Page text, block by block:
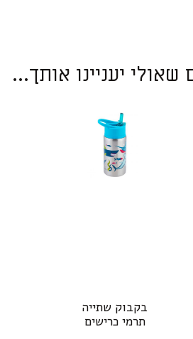
שאולי יעניינו אותך...
בקבוק שתייה
תרמי כרישים